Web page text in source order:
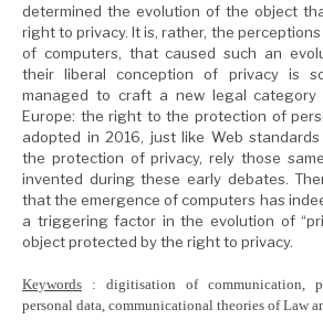
determined the evolution of the object
right to privacy. It is, rather, the
of computers, that caused such an
their liberal conception of privacy is
managed to craft a new legal category
Europe: the right to the protection of
adopted in 2016, just like Web
the protection of privacy, rely those
invented during these early debates.
that the emergence of computers has
a triggeringfactor in the evolution of
object protected by the right to privacy.
Keywords : digitisation of communication,
personal data, communicational theories of Law